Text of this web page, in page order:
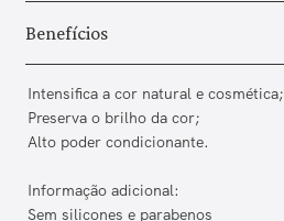
Benefícios
Intensifica a cor natural e cosmética;
Preserva o brilho da cor;
Alto poder condicionante.
Informação adicional:
Sem silicones e parabenos